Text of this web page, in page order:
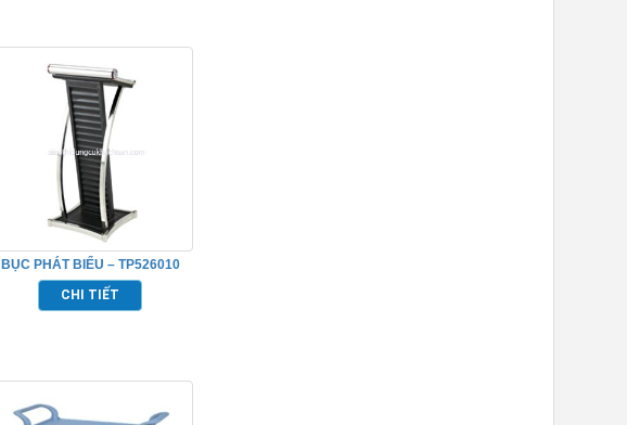
BỤC PHÁT BIỂU – TP526010
CHI TIẾT